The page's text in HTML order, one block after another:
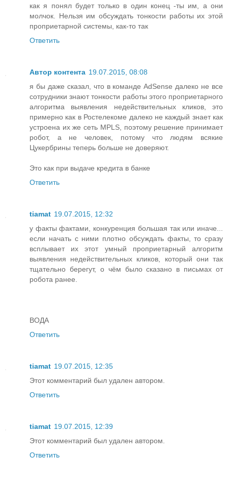
как я понял будет только в один конец -ты им, а они
молчок. Нельзя им обсуждать тонкости работы их этой
проприетарной системы, как-то так
Ответить
Автор контента 19.07.2015, 08:08
я бы даже сказал, что в команде AdSense далеко не все
сотрудники знают тонкости работы этого проприетарного
алгоритма выявления недействительных кликов, это
примерно как в Ростелекоме далеко не каждый знает как
устроена их же сеть MPLS, поэтому решение принимает
робот, а не человек, потому что людям всякие
Цукербрины теперь больше не доверяют.
Это как при выдаче кредита в банке
Ответить
tiamat 19.07.2015, 12:32
у факты фактами, конкуренция большая так или иначе...
если начать с ними плотно обсуждать факты, то сразу
всплывает их этот умный проприетарный алгоритм
выявления недействительных кликов, который они так
тщательно берегут, о чём было сказано в письмах от
робота ранее.
ВОДА
Ответить
tiamat 19.07.2015, 12:35
Этот комментарий был удален автором.
Ответить
tiamat 19.07.2015, 12:39
Этот комментарий был удален автором.
Ответить